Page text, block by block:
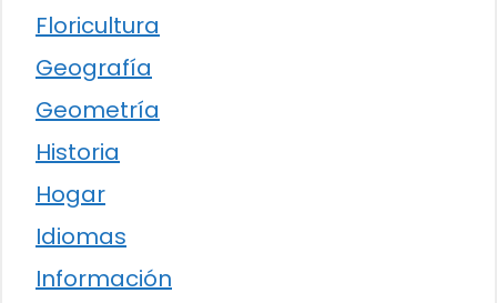
Floricultura
Geografía
Geometría
Historia
Hogar
Idiomas
Información